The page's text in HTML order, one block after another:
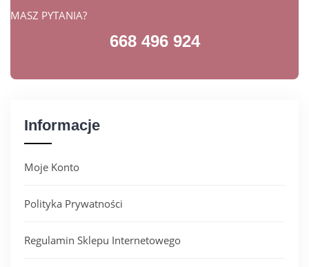
MASZ PYTANIA?
668 496 924
Informacje
Moje Konto
Polityka Prywatności
Regulamin Sklepu Internetowego